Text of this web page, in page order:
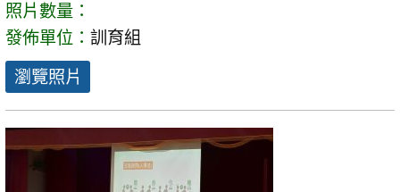
照片數量：
發佈單位： 訓育組
瀏覽照片